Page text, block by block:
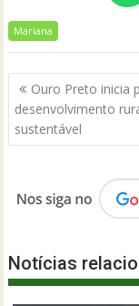
Mariana
Navegação
de
Post
Ouro Preto inicia
desenvolvimento
sustentável
Notícias